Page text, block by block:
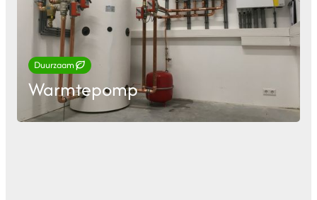
Duurzaam
Warmtepomp